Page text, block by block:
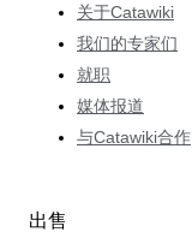
关于Catawiki
我们的专家们
就职
媒体报道
与Catawiki合作
出售